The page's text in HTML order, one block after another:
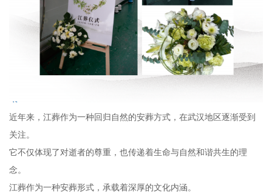
近年来，江葬作为一种回归自然的安葬方式，在武汉地区逐渐受到
关注。
它不仅体现了对逝者的尊重，也传递着生命与自然和谐共生的理
念。
江葬作为一种安葬形式，承载着深厚的文化内涵。